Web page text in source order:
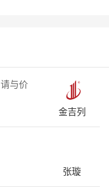
与价
金吉列
张璇